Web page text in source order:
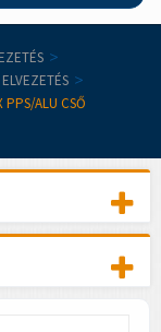
>
>
PPS/ALU CSŐ